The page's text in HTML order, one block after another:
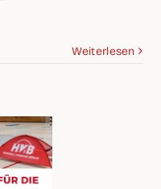
Wei­ter­le­sen